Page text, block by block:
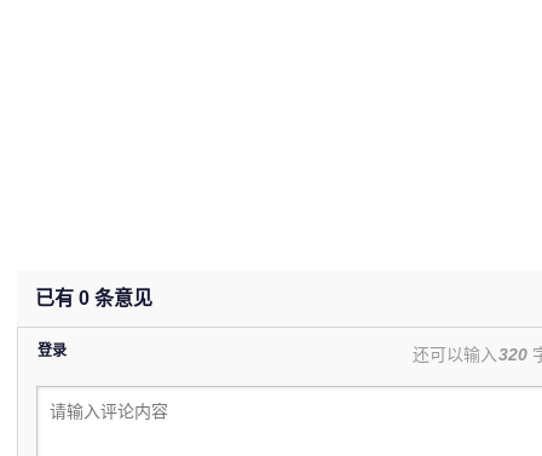
已有 0 条意见
登录 还可以输入320